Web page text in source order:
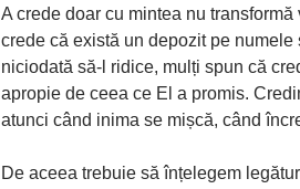
A crede doar cu mintea nu
crede că există un depozit pe numele
niciodată să-l ridice, mulți spun că
apropie de ceea ce El a promis.
atunci când inima se mișcă, când
De aceea trebuie să înțelegem